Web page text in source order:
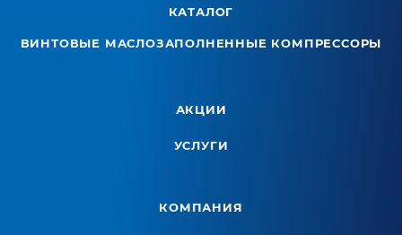
КАТАЛОГ
ВИНТОВЫЕ МАСЛОЗАПОЛНЕННЫЕ КОМПРЕССОРЫ
АКЦИИ
УСЛУГИ
КОМПАНИЯ